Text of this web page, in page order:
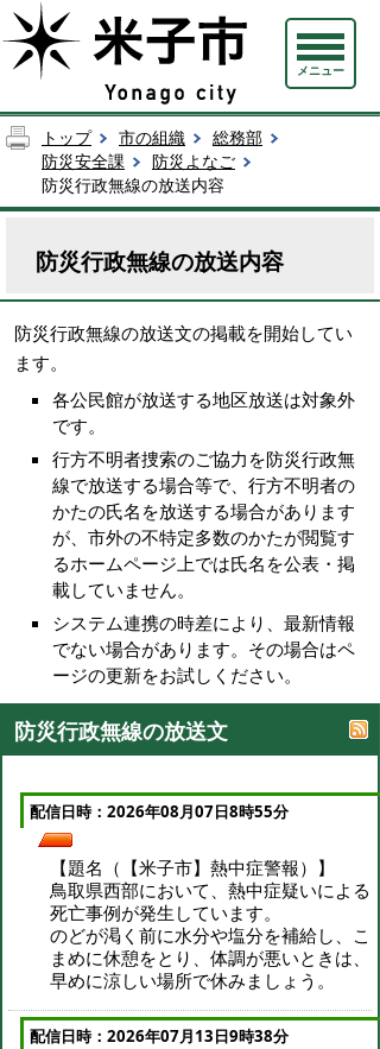
メニュー
トップ 市の組織
総務部
防災安全課
防災よなご
防災行政無線の放送内容
防災行政無線の放送内容
防災行政無線の放送文の掲載を開始してい
ます。
各公民館が放送する地区放送は対象外
です。
行方不明者捜索のご協力を防災行政無
線で放送する場合等で、行方不明者の
かたの氏名を放送する場合があります
が、市外の不特定多数のかたが閲覧す
るホームページ上では氏名を公表・掲
載していません。
システム連携の時差により、最新情報
でない場合があります。その場合はペ
ージの更新をお試しください。
防災行政無線の放送文
配信日時：2026年08月07日8時55分
【題名（【米子市】熱中症警報）】
鳥取県西部において、熱中症疑いによる
死亡事例が発生しています。
のどが渇く前に水分や塩分を補給し、こ
まめに休憩をとり、体調が悪いときは、
早めに涼しい場所で休みましょう。
配信日時：2026年07月13日9時38分